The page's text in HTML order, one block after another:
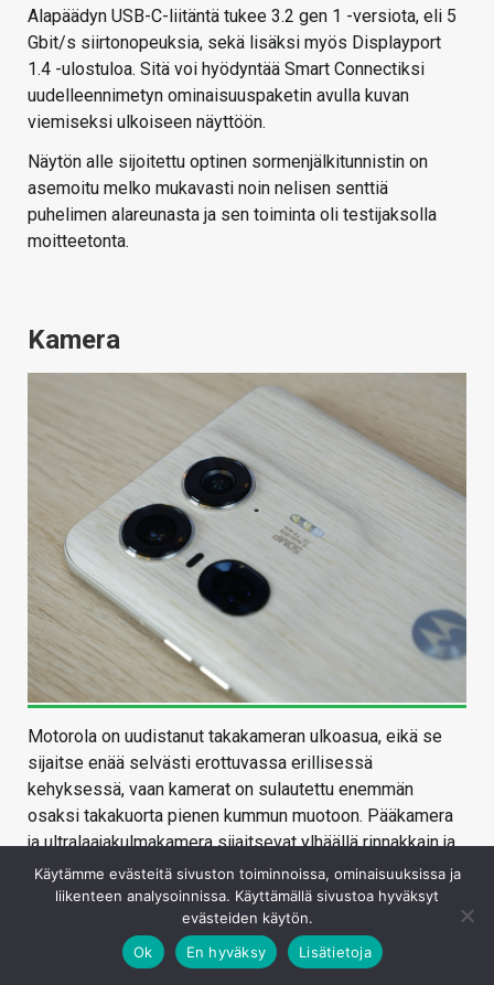
Alapäädyn USB-C-liitäntä tukee 3.2 gen 1 -versiota, eli 5
Gbit/s siirtonopeuksia, sekä lisäksi myös Displayport
1.4 -ulostuloa. Sitä voi hyödyntää Smart Connectiksi
uudelleennimetyn ominaisuuspaketin avulla kuvan
viemiseksi ulkoiseen näyttöön.
Näytön alle sijoitettu optinen sormenjälkitunnistin on
asemoitu melko mukavasti noin nelisen senttiä
puhelimen alareunasta ja sen toiminta oli testijaksolla
moitteetonta.
Kamera
Motorola on uudistanut takakameran ulkoasua, eikä se
sijaitse enää selvästi erottuvassa erillisessä
kehyksessä, vaan kamerat on sulautettu enemmän
osaksi takakuorta pienen kummun muotoon. Pääkamera
ja ultralaajakulmakamera sijaitsevat ylhäällä rinnakkain ja
pääkameran alapuolelle on sijoitettu periskooppimallinen
telekamera.
Megapikselimerkinnän vieressä pillerin muotoisessa
asetelmassa on kaksois-LED-salaman ohessa
Käytämme evästeitä sivuston toiminnoissa, ominaisuuksissa ja
liikenteen analysoinnissa. Käyttämällä sivustoa hyväksyt
evästeiden käytön.
Ok
En hyväksy Lisätietoja